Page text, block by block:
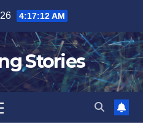
4:17:14 AM
Stories